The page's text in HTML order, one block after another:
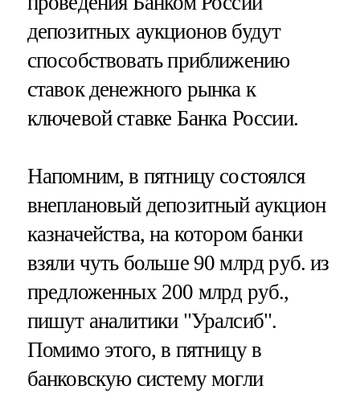
депозитных аукционов будут
способствовать приближению
ставок денежного рынка к
ключевой ставке Банка России.
Напомним, в пятницу состоялся
внеплановый депозитный аукцион
казначейства, на котором банки
взяли чуть больше 90 млрд руб. из
предложенных 200 млрд руб.,
пишут аналитики "Уралсиб".
Помимо этого, в пятницу в
банковскую систему могли